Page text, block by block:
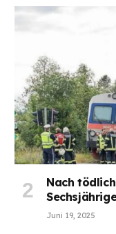
Nach
Juni 19, 2025